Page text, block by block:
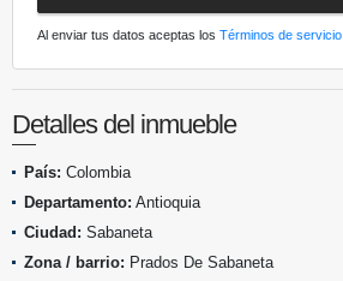
Al enviar tus datos aceptas los Términos de
Detalles del inmueble
País: Colombia
Departamento: Antioquia
Ciudad: Sabaneta
Zona / barrio: Prados De Sabaneta